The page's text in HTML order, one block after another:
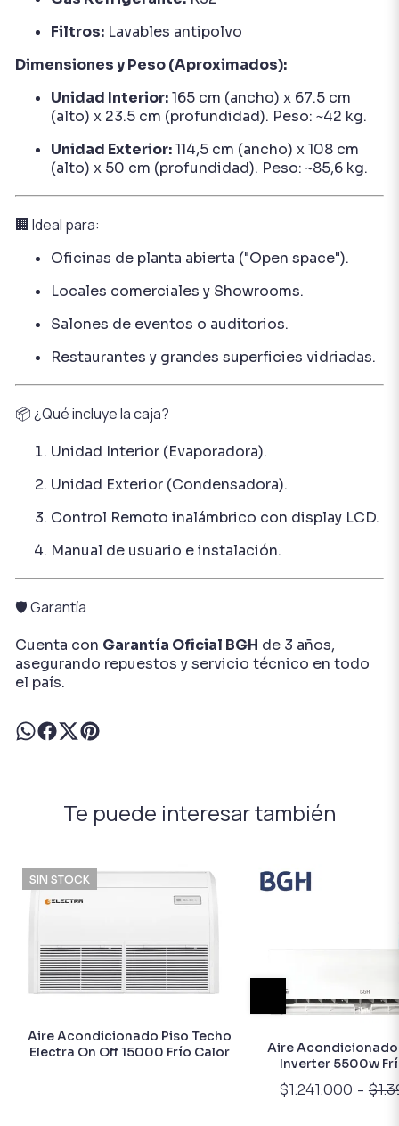
Filtros:Lavables antipolvo
Dimensiones y Peso (Aproximados):
Unidad Interior:165 cm (ancho) x 67.5 cm
(alto) x 23.5 cm (profundidad). Peso: ~42 kg.
Unidad Exterior:114,5 cm (ancho) x 108 cm
(alto) x 50 cm (profundidad). Peso: ~85,6 kg.
🏢 Ideal para:
Oficinas de planta abierta ("Open space").
Locales comerciales y Showrooms.
Salones de eventos o auditorios.
Restaurantes y grandes superficies vidriadas.
📦 ¿Qué incluye la caja?
Unidad Interior (Evaporadora).
Unidad Exterior (Condensadora).
Control Remoto inalámbrico con display LCD.
Manual de usuario e instalación.
🛡️ Garantía
Cuenta con Garantía Oficial BGH de 3 años,
asegurando repuestos y servicio técnico en todo
el país.
Te puede interesar también
SIN STOCK
Aire Acondicionado Piso Techo
Electra On Off 15000 Frío Calor
Aire Acondicionado
Inverter 5500w
$1.241.000 -